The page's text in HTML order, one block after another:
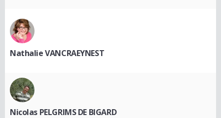
Nathalie VANCRAEYNEST
Nicolas PELGRIMS DE BIGARD